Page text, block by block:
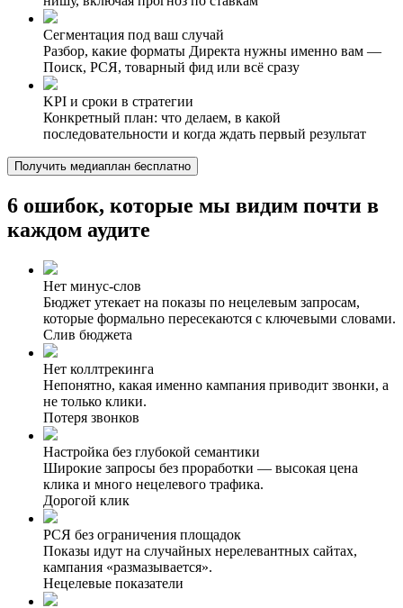
Сегментация под ваш случай
Разбор, какие форматы Директа нужны именно вам —
Поиск, РСЯ, товарный фид или всё сразу
KPI и сроки в стратегии
Конкретный план: что делаем, в какой
последовательности и когда ждать первый результат
Получить медиаплан бесплатно
6 ошибок, которые мы видим почти в
каждом аудите
Нет минус-слов
Бюджет утекает на показы по нецелевым запросам,
которые формально пересекаются с ключевыми словами.
Слив бюджета
Нет коллтрекинга
Непонятно, какая именно кампания приводит звонки, а
не только клики.
Потеря звонков
Настройка без глубокой семантики
Широкие запросы без проработки — высокая цена
клика и много нецелевого трафика.
Дорогой клик
РСЯ без ограничения площадок
Показы идут на случайных нерелевантных сайтах,
кампания «размазывается».
Нецелевые показатели